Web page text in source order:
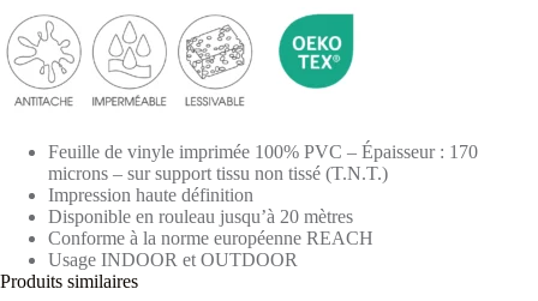
Feuille de vinyle imprimée 100% PVC – Épaisseur : 170
microns – sur support tissu non tissé (T.N.T.)
Impression haute définition
Disponible en rouleau jusqu’à 20 mètres
Conforme à la norme européenne REACH
Usage INDOOR et OUTDOOR
Produits similaires